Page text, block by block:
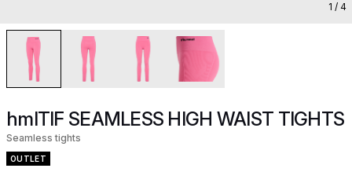
1 / 4
hmlTIF SEAMLESS HIGH WAIST TIGHTS
Seamless tights
OUTLET